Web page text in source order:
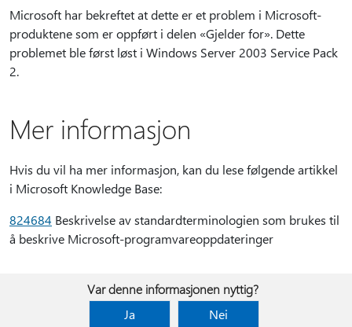
Microsoft har bekreftet at dette er et problem i Microsoft-
produktene som er oppført i delen «Gjelder for». Dette
problemet ble først løst i Windows Server 2003 Service Pack
2.
Mer informasjon
Hvis du vil ha mer informasjon, kan du lese følgende artikkel
i Microsoft Knowledge Base:
824684 Beskrivelse av standardterminologien som brukes til
å beskrive Microsoft-programvareoppdateringer
Var denne informasjonen nyttig?
Ja
Nei